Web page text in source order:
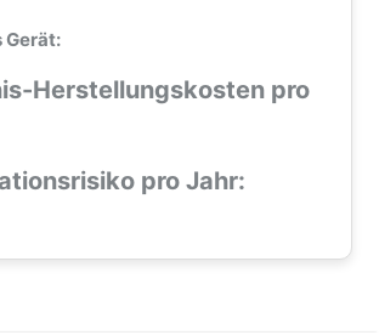
Gerät:
Herstellungskosten pro
pro Jahr: